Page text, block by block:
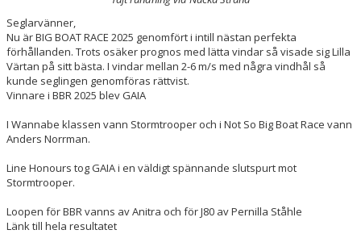
Seglarvänner,
Nu är BIG BOAT RACE 2025 genomfört i intill nästan perfekta
förhållanden. Trots osäker prognos med lätta vindar så visade sig Lilla
Värtan på sitt bästa. I vindar mellan 2-6 m/s med några vindhål så
kunde seglingen genomföras rättvist.
Vinnare i BBR 2025 blev GAIA
I Wannabe klassen vann Stormtrooper och i Not So Big Boat Race vann
Anders Norrman.
Line Honours tog GAIA i en väldigt spännande slutspurt mot
Stormtrooper.
Loopen för BBR vanns av Anitra och för J80 av Pernilla Ståhle
Länk till hela resultatet